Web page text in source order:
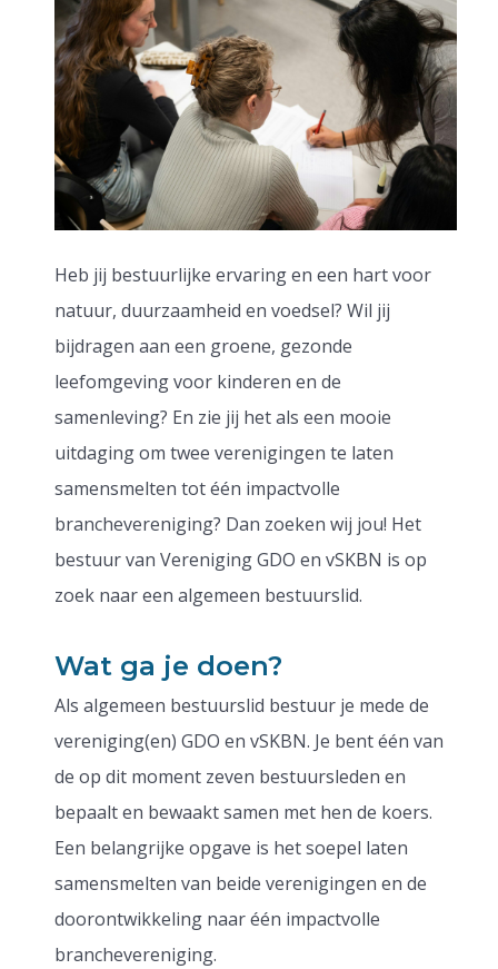
Heb jij bestuurlijke ervaring en een hart voor
natuur, duurzaamheid en voedsel? Wil jij
bijdragen aan een groene, gezonde
leefomgeving voor kinderen en de
samenleving? En zie jij het als een mooie
uitdaging om twee verenigingen te laten
samensmelten tot één impactvolle
branchevereniging? Dan zoeken wij jou! Het
bestuur van Vereniging GDO en vSKBN is op
zoek naar een algemeen bestuurslid.
Wat ga je doen?
Als algemeen bestuurslid bestuur je mede de
vereniging(en) GDO en vSKBN. Je bent één van
de op dit moment zeven bestuursleden en
bepaalt en bewaakt samen met hen de koers.
Een belangrijke opgave is het soepel laten
samensmelten van beide verenigingen en de
doorontwikkeling naar één impactvolle
branchevereniging.